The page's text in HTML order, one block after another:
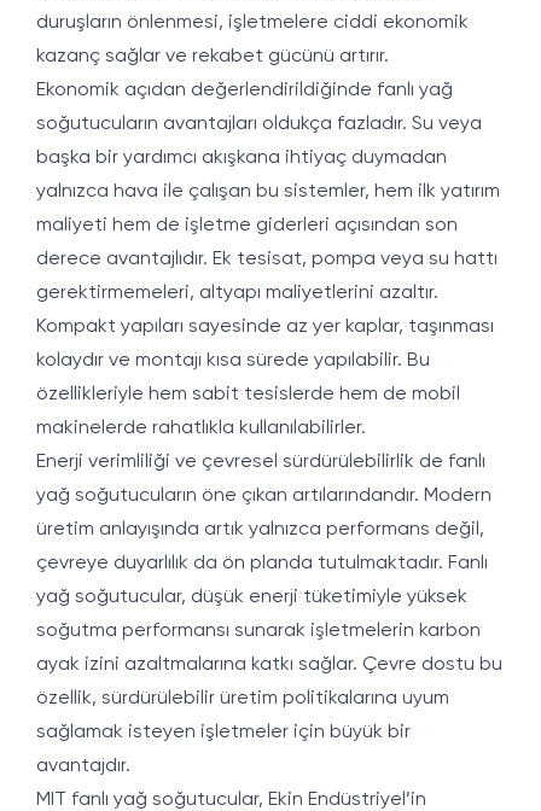
duruşların önlenmesi, işletmelere ciddi ekonomik
kazanç sağlar ve rekabet gücünü artırır.
Ekonomik açıdan değerlendirildiğinde fanlı yağ
soğutucuların avantajları oldukça fazladır. Su veya
başka bir yardımcı akışkana ihtiyaç duymadan
yalnızca hava ile çalışan bu sistemler, hem ilk yatırım
maliyeti hem de işletme giderleri açısından son
derece avantajlıdır. Ek tesisat, pompa veya su hattı
gerektirmemeleri, altyapı maliyetlerini azaltır.
Kompakt yapıları sayesinde az yer kaplar, taşınması
kolaydır ve montajı kısa sürede yapılabilir. Bu
özellikleriyle hem sabit tesislerde hem de mobil
makinelerde rahatlıkla kullanılabilirler.
Enerji verimliliği ve çevresel sürdürülebilirlik de fanlı
yağ soğutucuların öne çıkan artılarındandır. Modern
üretim anlayışında artık yalnızca performans değil,
çevreye duyarlılık da ön planda tutulmaktadır. Fanlı
yağ soğutucular, düşük enerji tüketimiyle yüksek
soğutma performansı sunarak işletmelerin karbon
ayak izini azaltmalarına katkı sağlar. Çevre dostu bu
özellik, sürdürülebilir üretim politikalarına uyum
sağlamak isteyen işletmeler için büyük bir
avantajdır.
MIT fanlı yağ soğutucular, Ekin Endüstriyel’in